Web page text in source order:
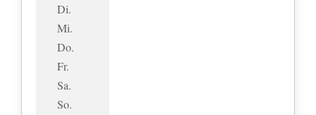
Di.
Mi.
Do.
Fr.
Sa.
So.